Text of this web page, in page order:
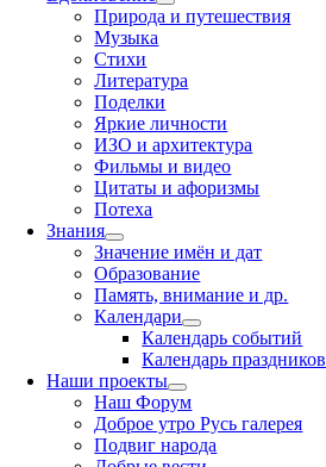
Природа и путешествия
Музыка
Стихи
Литература
Поделки
Яркие личности
ИЗО и архитектура
Фильмы и видео
Цитаты и афоризмы
Потеха
Знания
Значение имён и дат
Образование
Память, внимание и др.
Календари
Календарь событий
Календарь праздников
Наши проекты
Наш Форум
Доброе утро Русь галерея
Подвиг народа